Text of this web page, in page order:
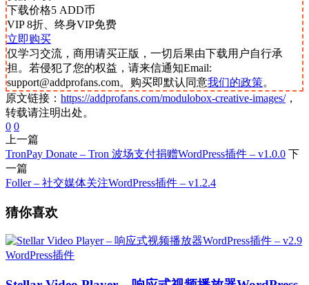
下载价格5 ADD币
VIP 8折、终身VIP免费
立即购买
仅学习交流，商用请买正版，一切后果由下载用户自行承
担。若侵犯了您的权益，请来信通知Email:
support@addprofans.com。购买即默认同意我们的政策。
原文链接： https://addprofans.com/modulobox-creative-images/，
转载请注明出处。
0 0
上一篇
TronPay Donate – Tron 波场支付捐赠WordPress插件 – v1.0.0 下
一篇
Foller – 社交媒体关注WordPress插件 – v1.2.4
猜你喜欢
WordPress插件